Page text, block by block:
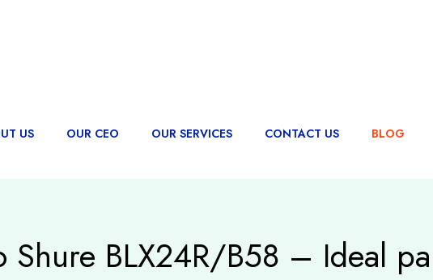
US OUR CEO OUR SERVICES CONTACT US BLOG
Shure BLX24R/B58 – Ideal